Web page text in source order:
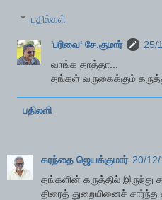
பதில்கள்
'பரிவை' சே.குமார்
25/
வாங்க தாத்தா...
தங்கள் வருகைக்கும்
பதிலளி
கரந்தை ஜெயக்குமார் 20/
தங்களின் கருத்தில் இருந்து
திரைத் துறையினைச் சார்ந்த